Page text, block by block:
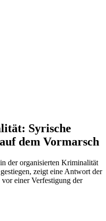
Syrische
dem Vormarsch
der organisierten Kriminalität
zeigt eine Antwort der
einer Verfestigung der